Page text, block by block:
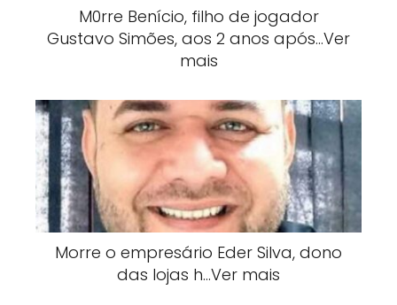
M0rre Benício, filho de jogador
Gustavo Simões, aos 2 anos após…Ver
mais
Morre o empresário Eder Silva, dono
das lojas h…Ver mais